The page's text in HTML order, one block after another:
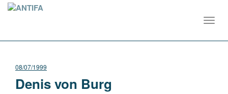
08/07/1999
Denis von Burg